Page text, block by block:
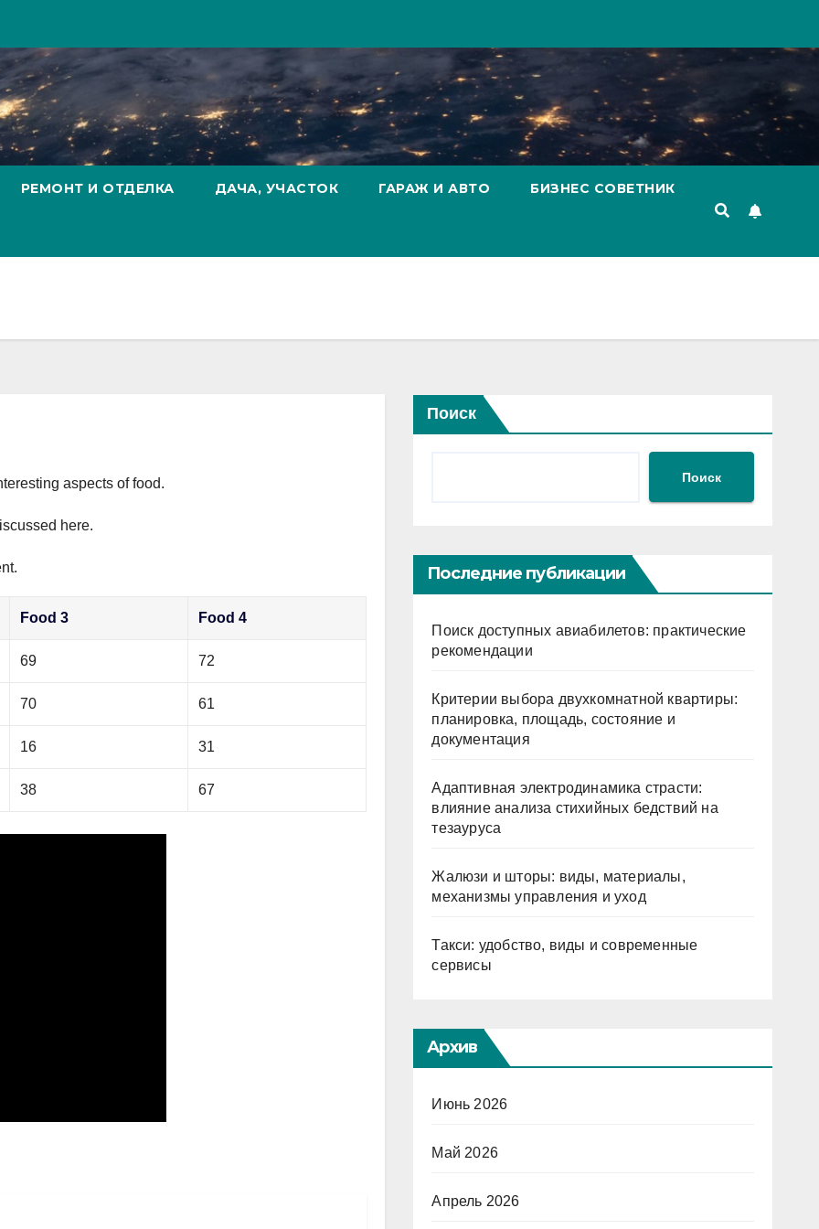
РЕМОНТ И ОТДЕЛКА ДАЧА, УЧАСТОК ГАРАЖ И АВТО БИЗНЕС СОВЕТНИК
aspects of food.
here.
Food 3 Food 4
69 72
70 61
16 31
38 67
Поиск
Поиск
Последние публикации
Поиск доступных авиабилетов: практические
рекомендации
Критерии выбора двухкомнатной квартиры:
планировка, площадь, состояние и
документация
Адаптивная электродинамика страсти:
влияние анализа стихийных бедствий на
тезауруса
Жалюзи и шторы: виды, материалы,
механизмы управления и уход
Такси: удобство, виды и современные
сервисы
Архив
Июнь 2026
Май 2026
Апрель 2026